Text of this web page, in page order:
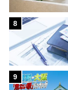
8
9